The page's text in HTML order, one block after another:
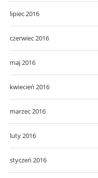
lipiec 2016
czerwiec 2016
maj 2016
kwiecień 2016
marzec 2016
luty 2016
styczeń 2016